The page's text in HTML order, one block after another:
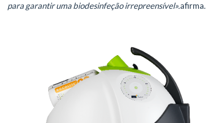
para garantir uma biodesinfeção irrepreensível».afirma.